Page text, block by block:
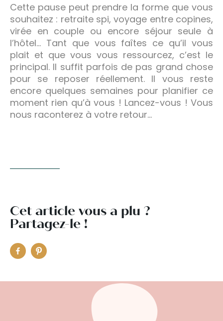
Cette pause peut prendre la forme que vous
souhaitez : retraite spi, voyage entre copines,
virée en couple ou encore séjour seule à
l’hôtel… Tant que vous faîtes ce qu’il vous
plait et que vous vous ressourcez, c’est le
principal. Il suffit parfois de pas grand chose
pour se reposer réellement. Il vous reste
encore quelques semaines pour planifier ce
moment rien qu’à vous ! Lancez-vous ! Vous
nous raconterez à votre retour…
Cet article vous a plu ?
Partagez-le !